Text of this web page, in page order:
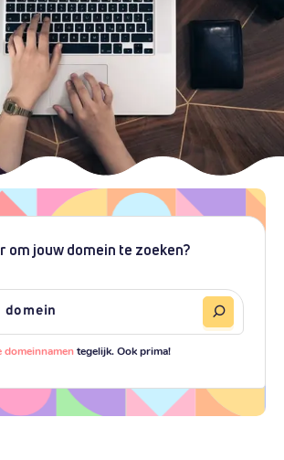
om jouw domein te zoeken?
domeinnamentegelijk. Ook prima!